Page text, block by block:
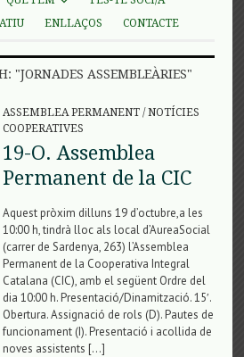
ENLLAÇOS CONTACTE
"JORNADES ASSEMBLEÀRIES"
ASSEMBLEA PERMANENT/NOTÍCIES
COOPERATIVES
19-O. Assemblea
Permanent de la CIC
Aquest pròxim dilluns 19 d’octubre,a les
10:00 h, tindrà lloc als local d’AureaSocial
(carrer de Sardenya, 263) l’Assemblea
Permanent de la Cooperativa Integral
Catalana (CIC), amb el següent Ordre del
dia 10:00 h. Presentació/Dinamització. 15′.
Obertura. Assignació de rols (D). Pautes de
funcionament (I). Presentació i acollida de
noves assistents […]